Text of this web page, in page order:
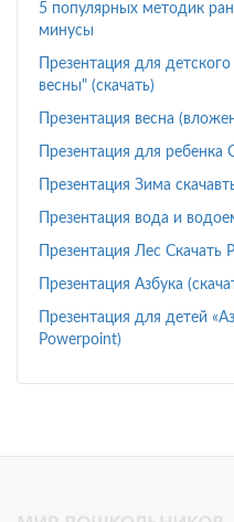
5 популярных методик
минусы
Презентация для
весны" (скачать)
Презентация весна
Презентация для ребенка
Презентация Зима
Презентация вода и
Презентация Лес Скачать
Презентация Азбука
Презентация для детей
Powerpoint)